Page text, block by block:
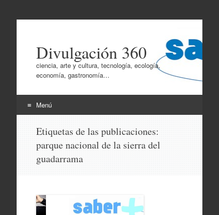
Divulgación 360
ciencia, arte y cultura, tecnología, ecología,
economía, gastronomía…
Menú
contenido
Etiquetas de las publicaciones:
parque nacional de la sierra del
guadarrama